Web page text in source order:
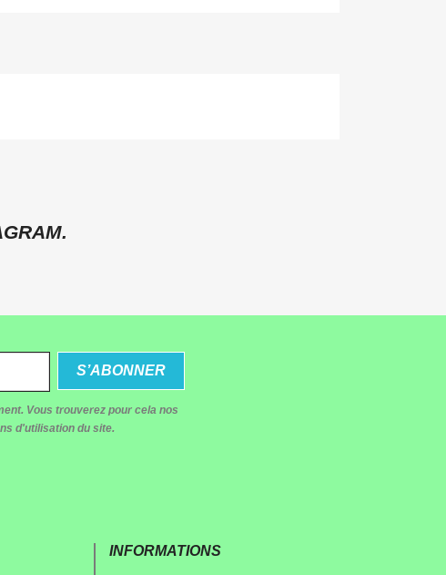
Vous trouverez pour cela nos
d'utilisation du site.
INFORMATIONS